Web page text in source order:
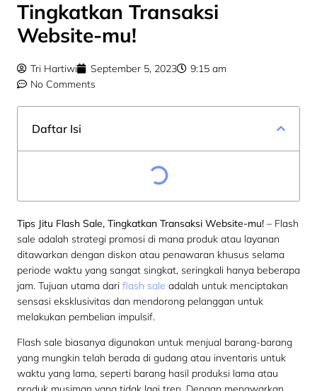
Tingkatkan Transaksi
Website-mu!
Tri Hartiwi September 5, 2023
9:15 am
No Comments
Daftar Isi
Tips Jitu Flash Sale, Tingkatkan Transaksi Website-mu! – Flash
sale adalah strategi promosi di mana produk atau layanan
ditawarkan dengan diskon atau penawaran khusus selama
periode waktu yang sangat singkat, seringkali hanya beberapa
jam. Tujuan utama dari flash sale adalah untuk menciptakan
sensasi eksklusivitas dan mendorong pelanggan untuk
melakukan pembelian impulsif.
Flash sale biasanya digunakan untuk menjual barang-barang
yang mungkin telah berada di gudang atau inventaris untuk
waktu yang lama, seperti barang hasil produksi lama atau